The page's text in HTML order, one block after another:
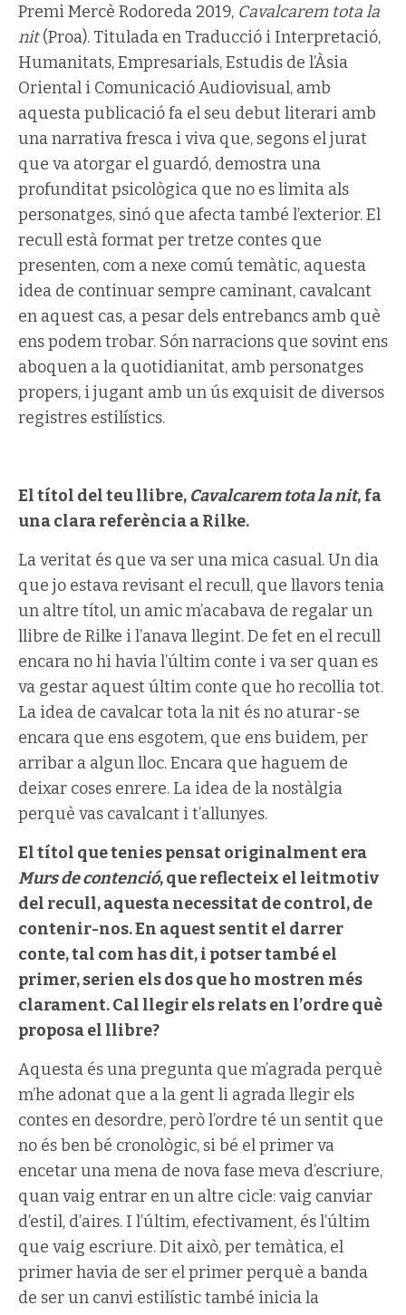
Premi Mercè Rodoreda 2019, Cavalcarem tota la
nit(Proa). Titulada en Traducció i Interpretació,
Humanitats, Empresarials, Estudis de l’Àsia
Oriental i Comunicació Audiovisual, amb
aquesta publicació fa el seu debut literari amb
una narrativa fresca i viva que, segons el jurat
que va atorgar el guardó, demostra una
profunditat psicològica que no es limita als
personatges, sinó que afecta també l’exterior. El
recull està format per tretze contes que
presenten, com a nexe comú temàtic, aquesta
idea de continuar sempre caminant, cavalcant
en aquest cas, a pesar dels entrebancs amb què
ens podem trobar. Són narracions que sovint ens
aboquen a la quotidianitat, amb personatges
propers, i jugant amb un ús exquisit de diversos
registres estilístics.
El títol del teu llibre, Cavalcarem tota la nit, fa
una clara referència a Rilke.
La veritat és que va ser una mica casual. Un dia
que jo estava revisant el recull, que llavors tenia
un altre títol, un amic m’acabava de regalar un
llibre de Rilke i l’anava llegint. De fet en el recull
encara no hi havia l’últim conte i va ser quan es
va gestar aquest últim conte que ho recollia tot.
La idea de cavalcar tota la nit és no aturar-se
encara que ens esgotem, que ens buidem, per
arribar a algun lloc. Encara que haguem de
deixar coses enrere. La idea de la nostàlgia
perquè vas cavalcant i t’allunyes.
El títol que tenies pensat originalment era
Murs de contenció, que reflecteix el leitmotiv
del recull, aquesta necessitat de control, de
contenir-nos. En aquest sentit el darrer
conte, tal com has dit, i potser també el
primer, serien els dos que ho mostren més
clarament. Cal llegir els relats en l’ordre què
proposa el llibre?
Aquesta és una pregunta que m’agrada perquè
m’he adonat que a la gent li agrada llegir els
contes en desordre, però l’ordre té un sentit que
no és ben bé cronològic, si bé el primer va
encetar una mena de nova fase meva d’escriure,
quan vaig entrar en un altre cicle: vaig canviar
d’estil, d’aires. I l’últim, efectivament, és l’últim
que vaig escriure. Dit això, per temàtica, el
primer havia de ser el primer perquè a banda
de ser un canvi estilístic també inicia la